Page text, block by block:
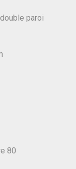
paroi
80